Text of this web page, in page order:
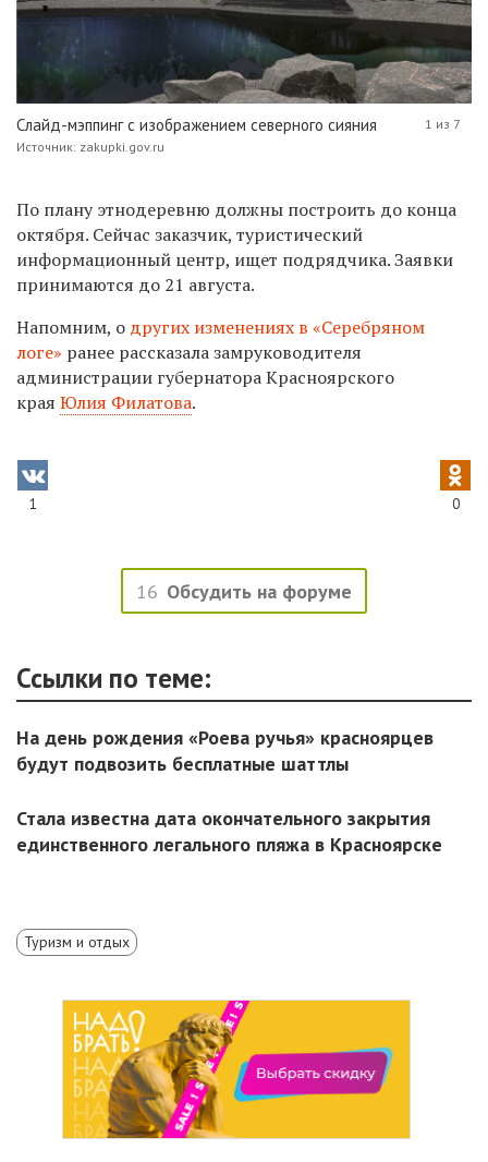
Слайд-мэппинг с изображением северного сияния
Источник: zakupki.gov.ru
1 из 7
По плану этнодеревню должны построить до конца
октября. Сейчас заказчик, туристический
информационный центр, ищет подрядчика. Заявки
принимаются до 21 августа.
Напомним, о других изменениях в «Серебряном
логе» ранее рассказалазамруководителя
администрации губернатора Красноярского
края Юлия Филатова.
1 0
16 Обсудить на форуме
Ссылки по теме:
На день рождения «Роева ручья» красноярцев
будут подвозить бесплатные шаттлы
Стала известна дата окончательного закрытия
единственного легального пляжа в Красноярске
Туризм и отдых